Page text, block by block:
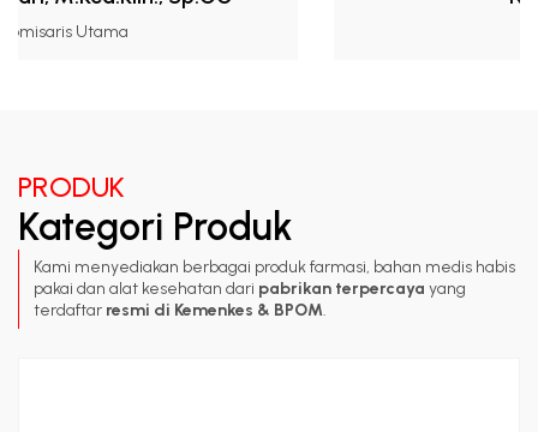
PRODUK
Kategori Produk
Kami menyediakan berbagai produk farmasi, bahan medis habis
pakai dan alat kesehatan dari pabrikan terpercaya yang
terdaftar resmi di Kemenkes & BPOM.